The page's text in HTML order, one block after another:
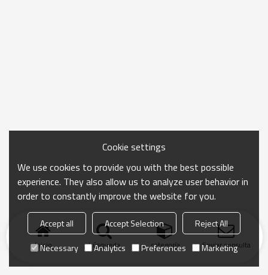
Inicio búsqueda categoría Enviar consulta
Cookie settings
We use cookies to provide you with the best possible
experience. They also allow us to analyze user behavior in
order to constantly improve the website for you.
Accept all Accept Selection
Reject All
Necessary
Analytics Preferences Marketing